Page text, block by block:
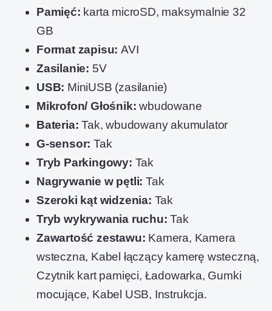
Pamięć: karta microSD, maksymalnie 32
GB
Format zapisu: AVI
Zasilanie: 5V
USB: MiniUSB (zasilanie)
Mikrofon/ Głośnik: wbudowane
Bateria:Tak, wbudowany akumulator
G-sensor: Tak
Tryb Parkingowy: Tak
Nagrywanie w pętli: Tak
Szeroki kąt widzenia: Tak
Tryb wykrywania ruchu:Tak
Zawartość zestawu: Kamera, Kamera
wsteczna, Kabel łączący kamerę wsteczną,
Czytnik kart pamięci, Ładowarka, Gumki
mocujące, Kabel USB, Instrukcja.